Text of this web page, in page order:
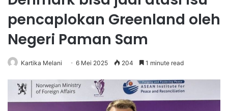
pencaplokan Greenland oleh
Negeri Paman Sam
Kartika Melani 6 Mei 2025 204 1 minute read